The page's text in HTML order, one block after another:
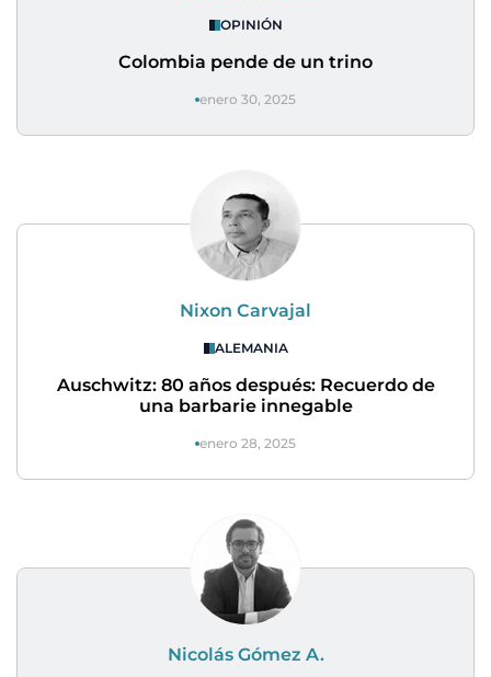
OPINIÓN
Colombia pende de un trino
enero 30, 2025
Nixon Carvajal
ALEMANIA
Auschwitz: 80 años después: Recuerdo de
una barbarie innegable
enero 28, 2025
Nicolás Gómez A.